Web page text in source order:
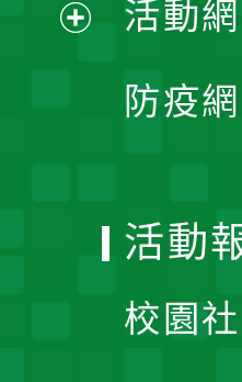
選
開
活動
防疫
活動
校園